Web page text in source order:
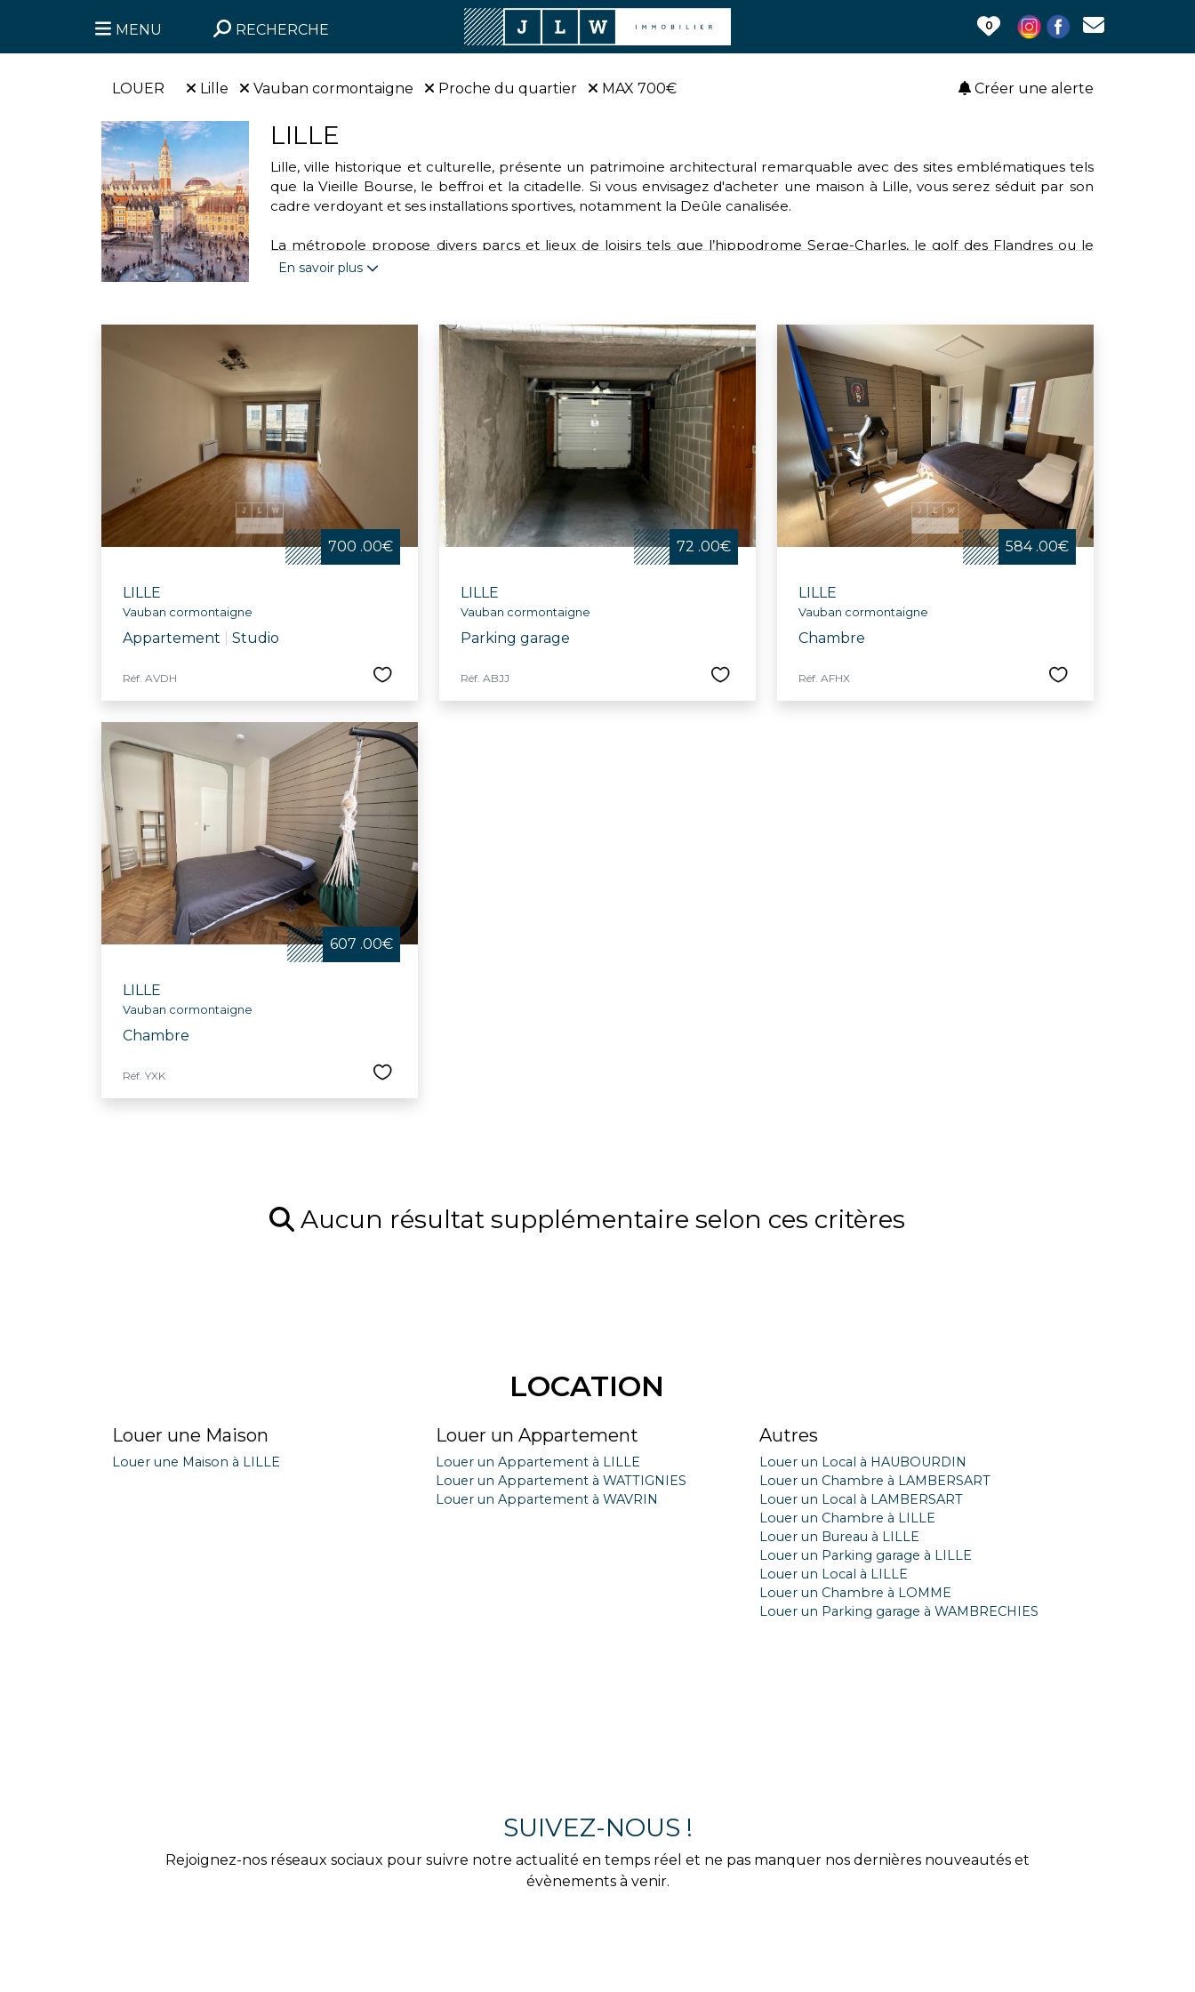
MENU RECHERCHE 0
Créer une alerte
LOUER Lille Vauban cormontaigne Proche du quartier MAX 700€
LILLE
Lille, ville historique et culturelle, présente un patrimoine architectural remarquable avec des sites emblématiques tels
que la Vieille Bourse, le beffroi et la citadelle. Si vous envisagez d'acheter une maison à Lille, vous serez séduit par son
cadre verdoyant et ses installations sportives, notamment la Deûle canalisée.
La métropole propose divers parcs et lieux de loisirs tels que l’hippodrome Serge-Charles, le golf des Flandres ou le
parc de la Citadelle. Pour les amateurs de sports, Lille offre une diversité de clubs tels que le rugby, le volley-ball et le
Engagée dans des actions environnementales, de santé, d'éducation et de culture, Lille soutient des causes telles que
l'association “Mon bonnet rose” pour les femmes atteintes d'un cancer du sein et l'opération de broyage mobile pour
valoriser les déchets verts.
Festive et conviviale, la ville propose tout au long de l'année des animations telles que la Braderie de Lille, la nuit des
bibliothèques, le concert pour l’école Vanoverschelde et la semaine bleue dédiée aux aînés. Avec son riche réseau
d'infrastructures culturelles et sportives, comprenant le Palais des Beaux-Arts, le Grand Palais, le conservatoire
communal et l’école Jeannine-Manuel, Lille offre un cadre idéal pour ceux cherchant une maison à vendre dans une ville
dynamique et bienveillante.
En savoir plus
700 .00€
LILLE
Vauban cormontaigne
Appartement Studio
Réf. AVDH
72 .00€
LILLE
Vauban cormontaigne
Parking garage
Réf. ABJJ
584 .00€
LILLE
Vauban cormontaigne
Chambre
Réf. AFHX
607 .00€
LILLE
Vauban cormontaigne
Chambre
Réf. YXK
Aucun résultat supplémentaire selon ces critères
LOCATION
Louer une Maison
Louer une Maison à LILLE
Louer un Appartement
Louer un Appartement à LILLE
Louer un Appartement à WATTIGNIES
Louer un Appartement à WAVRIN
Autres
Louer un Local à HAUBOURDIN
Louer un Chambre à LAMBERSART
Louer un Local à LAMBERSART
Louer un Chambre à LILLE
Louer un Bureau à LILLE
Louer un Parking garage à LILLE
Louer un Local à LILLE
Louer un Chambre à LOMME
Louer un Parking garage à WAMBRECHIES
SUIVEZ-NOUS !
Rejoignez-nos réseaux sociaux pour suivre notre actualité en temps réel et ne pas manquer nos dernières nouveautés et
évènements à venir.